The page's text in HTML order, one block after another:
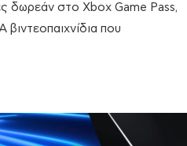
δωρεάν στο Xbox Game Pass,
βιντεοπαιχνίδια που